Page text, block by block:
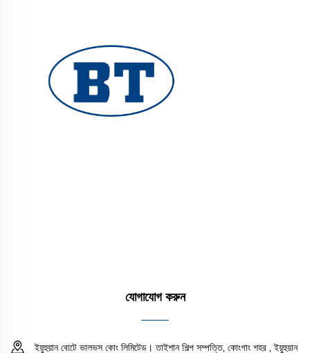
যোগাযোগ করুন
ইয়ুহুয়ান বোটে ভালভস কোং লিমিটেড। তাইশান শিল্প সম্পত্তি, কোংগাং শহর , ইয়ুহুয়ান